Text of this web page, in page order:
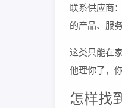
联系供应商
的产品、服
这类只能在
他理你了，
怎样找